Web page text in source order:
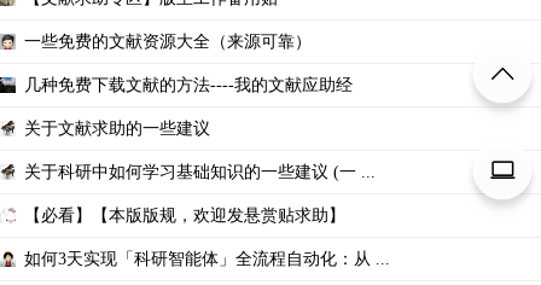
一些免费的文献资源大全（来源可靠）
几种免费下载文献的方法----我的文献应助经
关于文献求助的一些建议
关于科研中如何学习基础知识的一些建议 (一 ...
【必看】【本版版规，欢迎发悬赏贴求助】
如何3天实现「科研智能体」全流程自动化：从 ...